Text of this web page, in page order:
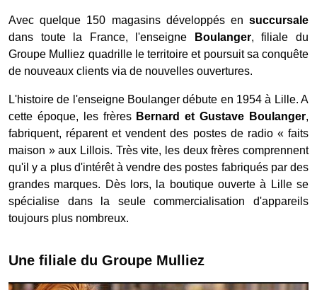
Avec quelque 150 magasins développés en succursale
dans toute la France, l'enseigne
Boulanger, filiale du
Groupe Mulliez quadrille le territoire et poursuit sa conquête
de nouveaux clients via de nouvelles ouvertures.
L'histoire de l'enseigne Boulanger débute en 1954 à Lille. A
cette époque, les frères Bernard et Gustave Boulanger,
fabriquent, réparent et vendent des postes de radio « faits
maison » aux Lillois. Très vite, les deux frères comprennent
qu'il y a plus d'intérêt à vendre des postes fabriqués par des
grandes marques. Dès lors, la boutique ouverte à Lille se
spécialise dans la seule commercialisation d'appareils
toujours plus nombreux.
Une filiale du Groupe Mulliez